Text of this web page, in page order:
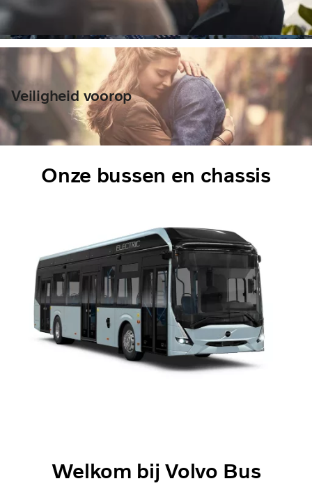
Veiligheid voorop
Onze bussen en chassis
Welkom bij Volvo Bus